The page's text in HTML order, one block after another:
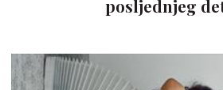
posljednjeg